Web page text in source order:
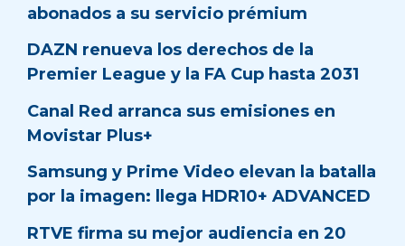
abonados a su servicio prémium
DAZN renueva los derechos de la
Premier League y la FA Cup hasta 2031
Canal Red arranca sus emisiones en
Movistar Plus+
Samsung y Prime Video elevan la batalla
por la imagen: llega HDR10+ ADVANCED
RTVE firma su mejor audiencia en 20